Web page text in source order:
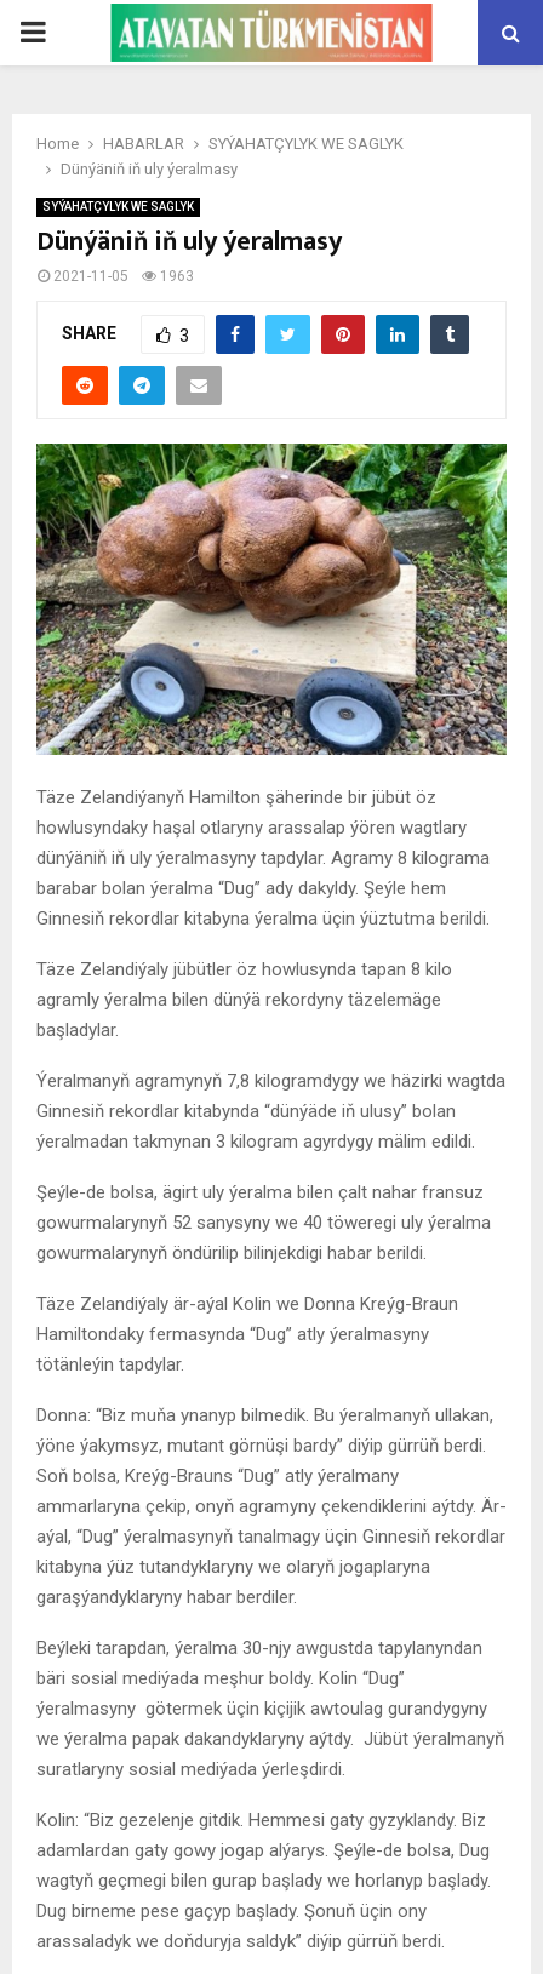
PRIMARY
Home HABARLAR
SYÝAHATÇYLYK WE SAGLYK
Dünýäniň iň uly ýeralmasy
SYÝAHATÇYLYK WE SAGLYK
Dünýäniň iň uly ýeralmasy
2021-11-05 1963
SHARE 3
Täze Zelandiýanyň Hamilton şäherinde bir jübüt öz
howlusyndaky haşal otlaryny arassalap ýören wagtlary
dünýäniň iň uly ýeralmasyny tapdylar. Agramy 8 kilograma
barabar bolan ýeralma “Dug” ady dakyldy. Şeýle hem
Ginnesiň rekordlar kitabyna ýeralma üçin ýüztutma berildi.
Täze Zelandiýaly jübütler öz howlusynda tapan 8 kilo
agramly ýeralma bilen dünýä rekordyny täzelemäge
başladylar.
Ýeralmanyň agramynyň 7,8 kilogramdygy we häzirki wagtda
Ginnesiň rekordlar kitabynda “dünýäde iň ulusy” bolan
ýeralmadan takmynan 3 kilogram agyrdygy mälim edildi.
Şeýle-de bolsa, ägirt uly ýeralma bilen çalt nahar fransuz
gowurmalarynyň 52 sanysyny we 40 töweregi uly ýeralma
gowurmalarynyň öndürilip bilinjekdigi habar berildi.
Täze Zelandiýaly är-aýal Kolin we Donna Kreýg-Braun
Hamiltondaky fermasynda “Dug” atly ýeralmasyny
tötänleýin tapdylar.
Donna: “Biz muňa ynanyp bilmedik. Bu ýeralmanyň ullakan,
ýöne ýakymsyz, mutant görnüşi bardy” diýip gürrüň berdi.
Soň bolsa, Kreýg-Brauns “Dug” atly ýeralmany
ammarlaryna çekip, onyň agramyny çekendiklerini aýtdy. Är-
aýal, “Dug” ýeralmasynyň tanalmagy üçin Ginnesiň rekordlar
kitabyna ýüz tutandyklaryny we olaryň jogaplaryna
garaşýandyklaryny habar berdiler.
Beýleki tarapdan, ýeralma 30-njy awgustda tapylanyndan
bäri sosial mediýada meşhur boldy. Kolin “Dug”
ýeralmasyny götermek üçin kiçijik awtoulag gurandygyny
we ýeralma papak dakandyklaryny aýtdy. Jübüt ýeralmanyň
suratlaryny sosial mediýada ýerleşdirdi.
Kolin: “Biz gezelenje gitdik. Hemmesi gaty gyzyklandy. Biz
adamlardan gaty gowy jogap alýarys. Şeýle-de bolsa, Dug
wagtyň geçmegi bilen gurap başlady we horlanyp başlady.
Dug birneme pese gaçyp başlady. Şonuň üçin ony
arassaladyk we doňduryja saldyk” diýip gürrüň berdi.